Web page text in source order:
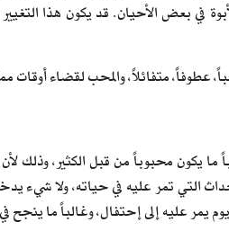
في بعض الأحيان. قد يكون هذا
عطوفاً، متفائلاً، والمحب لقضاء
ما يكون محبوباً من قبل الكثير،
التي تمر عليه في حياته، ولا
يمر عليه إلى إحتفال، وغالباً ما ينجح